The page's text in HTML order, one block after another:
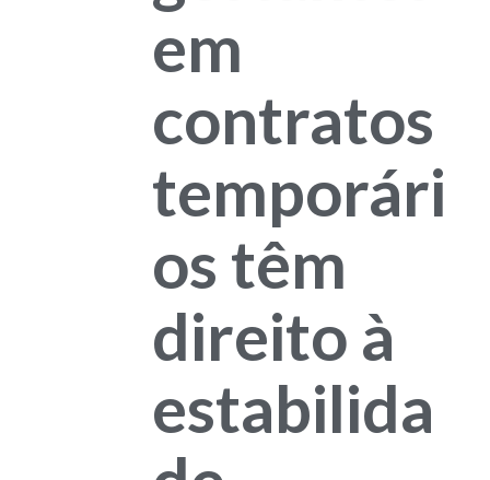
em
contratos
temporári
os têm
direito à
estabilida